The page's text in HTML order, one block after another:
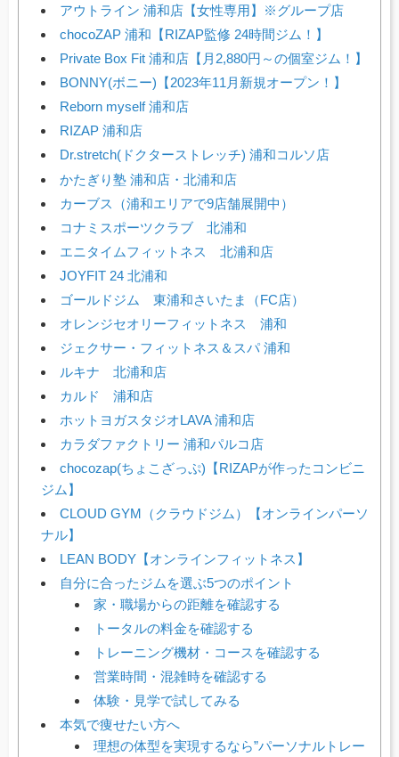
アウトライン 浦和店【女性専用】※グループ店
chocoZAP 浦和【RIZAP監修 24時間ジム！】
Private Box Fit 浦和店【月2,880円～の個室ジム！】
BONNY(ボニー)【2023年11月新規オープン！】
Reborn myself 浦和店
RIZAP 浦和店
Dr.stretch(ドクターストレッチ) 浦和コルソ店
かたぎり塾 浦和店・北浦和店
カーブス（浦和エリアで9店舗展開中）
コナミスポーツクラブ 北浦和
エニタイムフィットネス 北浦和店
JOYFIT 24 北浦和
ゴールドジム 東浦和さいたま（FC店）
オレンジセオリーフィットネス 浦和
ジェクサー・フィットネス＆スパ 浦和
ルキナ 北浦和店
カルド 浦和店
ホットヨガスタジオLAVA 浦和店
カラダファクトリー 浦和パルコ店
chocozap(ちょこざっぷ)【RIZAPが作ったコンビニ
ジム】
CLOUD GYM（クラウドジム）【オンラインパーソ
ナル】
LEAN BODY【オンラインフィットネス】
自分に合ったジムを選ぶ5つのポイント
家・職場からの距離を確認する
トータルの料金を確認する
トレーニング機材・コースを確認する
営業時間・混雑時を確認する
体験・見学で試してみる
本気で痩せたい方へ
理想の体型を実現するなら”パーソナルトレー